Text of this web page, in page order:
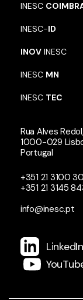
INESC
INESC-ID
INOV INESC
INESC MN
INESC TEC
Rua Alves
1000-029
Portugal
+351 21 3100
+351 21 3145
info@inesc.pt
LinkedIn